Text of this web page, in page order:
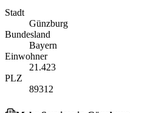
Stadt
Günzburg
Bundesland
Bayern
Einwohner
21.423
PLZ
89312